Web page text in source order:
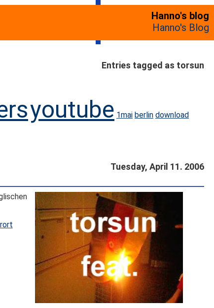
Hanno's blog
Hanno's Blog
Entries tagged as torsun
youtube 1mai berlin download
Tuesday, April 11. 2006